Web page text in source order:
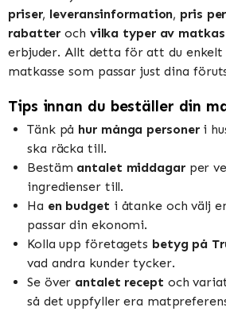
priser, leveransinformation, pris
rabatter och vilka typer av
erbjuder. Allt detta för att du enkelt
matkasse som passar just dina
Tips innan du beställer din
Tänk på hur många personeri
ska räcka till.
Bestäm antalet middagarper
ingredienser till.
Ha en budget i åtanke och välj
passar din ekonomi.
Kolla upp företagets betyg på
vad andra kunder tycker.
Se över antalet recept och
så det uppfyller era